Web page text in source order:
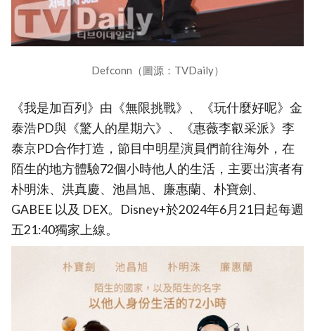
Defconn（圖源：TVDaily）
《我是加百列》由《無限挑戰》、《玩什麼好呢》金
泰浩PD與《驚人的星期六》、《惠薇李叡采派》李
泰京PD合作打造，節目中明星演員們前往海外，在
陌生的地方體驗72個小時他人的生活，主要出演者有
朴明洙、洪真慶、池昌旭、廉惠蘭、朴寶劍、
GABEE 以及 DEX。Disney+於2024年6月21日起每週
五21:40獨家上線。